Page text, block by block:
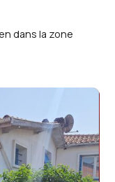
dans la zone